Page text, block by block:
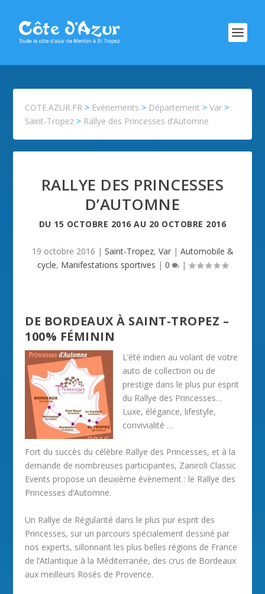
COTE.AZUR.FR > Evénements > Département >Var >
Saint-Tropez > Rallye des Princesses d’Automne
RALLYE DES PRINCESSES
D’AUTOMNE
DU 15 OCTOBRE 2016 AU 20 OCTOBRE 2016
19 octobre 2016 | Saint-Tropez, Var| Automobile &
cycle, Manifestations sportives | 0 |
DE BORDEAUX À SAINT-TROPEZ –
100% FÉMININ
L’été indien au volant de votre
auto de collection ou de
prestige dans le plus pur esprit
du Rallye des Princesses…
Luxe, élégance, lifestyle,
convivialité …
Fort du succès du célèbre Rallye des Princesses, et à la
demande de nombreuses participantes, Zaniroli Classic
Events propose un deuxième évènement : le Rallye des
Princesses d’Automne.
Un Rallye de Régularité dans le plus pur esprit des
Princesses, sur un parcours spécialement dessiné par
nos experts, sillonnant les plus belles régions de France
de l’Atlantique à la Méditerranée, des crus de Bordeaux
aux meilleurs Rosés de Provence.